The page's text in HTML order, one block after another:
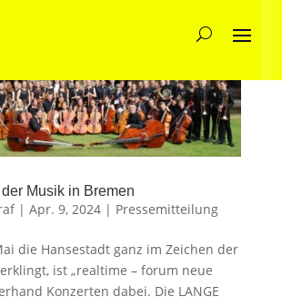
Musik in Bremen
| Apr. 9, 2024| Pressemitteilung
die Hansestadt ganz im Zeichen der
ist „realtime – forum neue
Konzerten dabei. Die LANGE